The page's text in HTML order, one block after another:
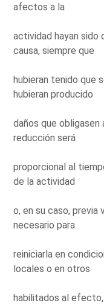
afectos a la
actividad hayan sido
causa, siempre que
hubieran tenido que
hubieran producido
daños que obligasen
reducción será
proporcional al
de la actividad
o, en su caso,
necesario para
reiniciarla en
locales o en otros
habilitados al efecto,